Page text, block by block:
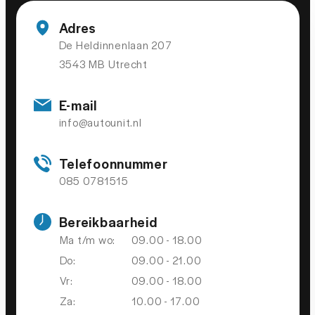
Start/stop systeem
Achteruitrijcamera
Airbag(s) hoofd achter
Airbag(s) side voor
Airbag bestuurder
Airbag passagier
Anti Blokkeer Systeem
Adres
De Heldinnenlaan 207
3543 MB Utrecht
E-mail
info@autounit.nl
Telefoonnummer
085 0781515
Bereikbaarheid
Ma t/m wo:
09.00 - 18.00
Do:
09.00 - 21.00
Vr:
09.00 - 18.00
Za:
10.00 - 17.00